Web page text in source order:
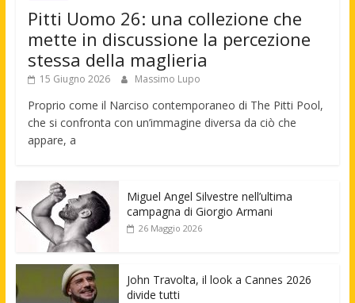
Pitti Uomo 26: una collezione che
mette in discussione la percezione
stessa della maglieria
15 Giugno 2026 Massimo Lupo
Proprio come il Narciso contemporaneo di The Pitti Pool,
che si confronta con un’immagine diversa da ciò che
appare, a
Miguel Angel Silvestre nell’ultima
campagna di Giorgio Armani
26 Maggio 2026
John Travolta, il look a Cannes 2026
divide tutti